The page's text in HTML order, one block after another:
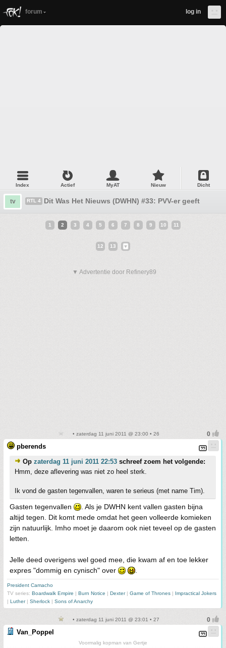
forum log in
Index Actief MyAT Nieuw Dicht
tv RTL 4 Dit Was Het Nieuws (DWHN) #33: PVV-er geeft
1 2 3 4 5 6 7 8 9 10 11
12 13
▼ Advertentie door Refinery89
• zaterdag 11 juni 2011 @ 23:00 • 26
pberends
Op zaterdag 11 juni 2011 22:53 schreef zoem het volgende:
Hmm, deze aflevering was niet zo heel sterk.
Ik vond de gasten tegenvallen, waren te serieus (met name Tim).
Gasten tegenvallen
. Als je DWHN kent vallen gasten bijna
altijd tegen. Dit komt mede omdat het geen volleerde komieken
zijn natuurlijk. Imho moet je daarom ook niet teveel op de gasten
letten.
Jelle deed overigens wel goed mee, die kwam af en toe lekker
expres "dommig en cynisch" over
President Camacho
TV series: Boardwalk Empire | Burn Notice | Dexter| Game of Thrones | Impractical Jokers
| Luther| Sherlock | Sons of Anarchy
• zaterdag 11 juni 2011 @ 23:01 • 27
Van_Poppel
Voormalig kopman van Gertje